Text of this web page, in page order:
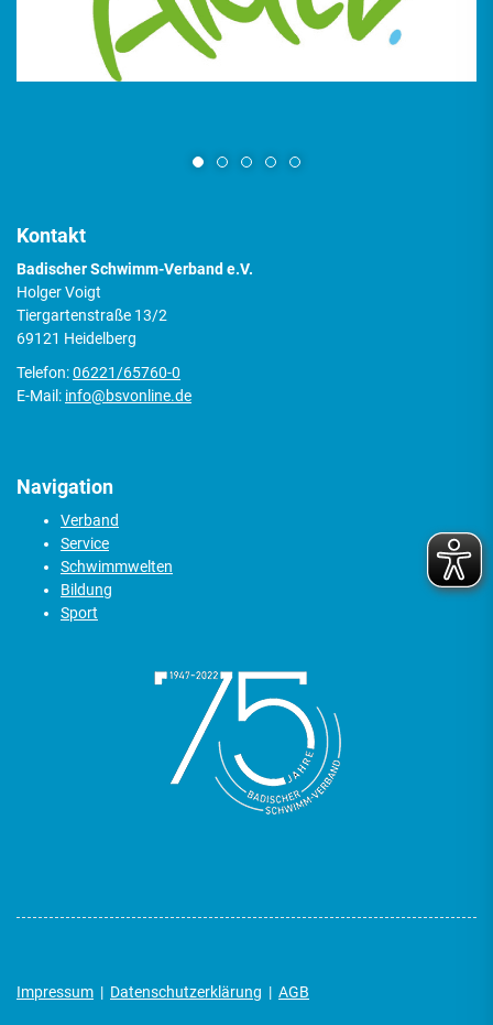
Kontakt
Badischer Schwimm-Verband e.V.
Holger Voigt
Tiergartenstraße 13/2
69121 Heidelberg
Telefon:06221/65760-0
E-Mail: info@bsvonline.de
Navigation
Verband
Service
Schwimmwelten
Bildung
Sport
Impressum | Datenschutzerklärung | AGB